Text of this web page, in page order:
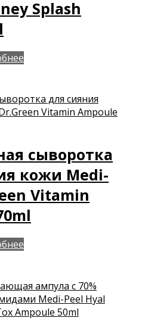
Splash
сыворотка
кожи Medi-
Vitamin